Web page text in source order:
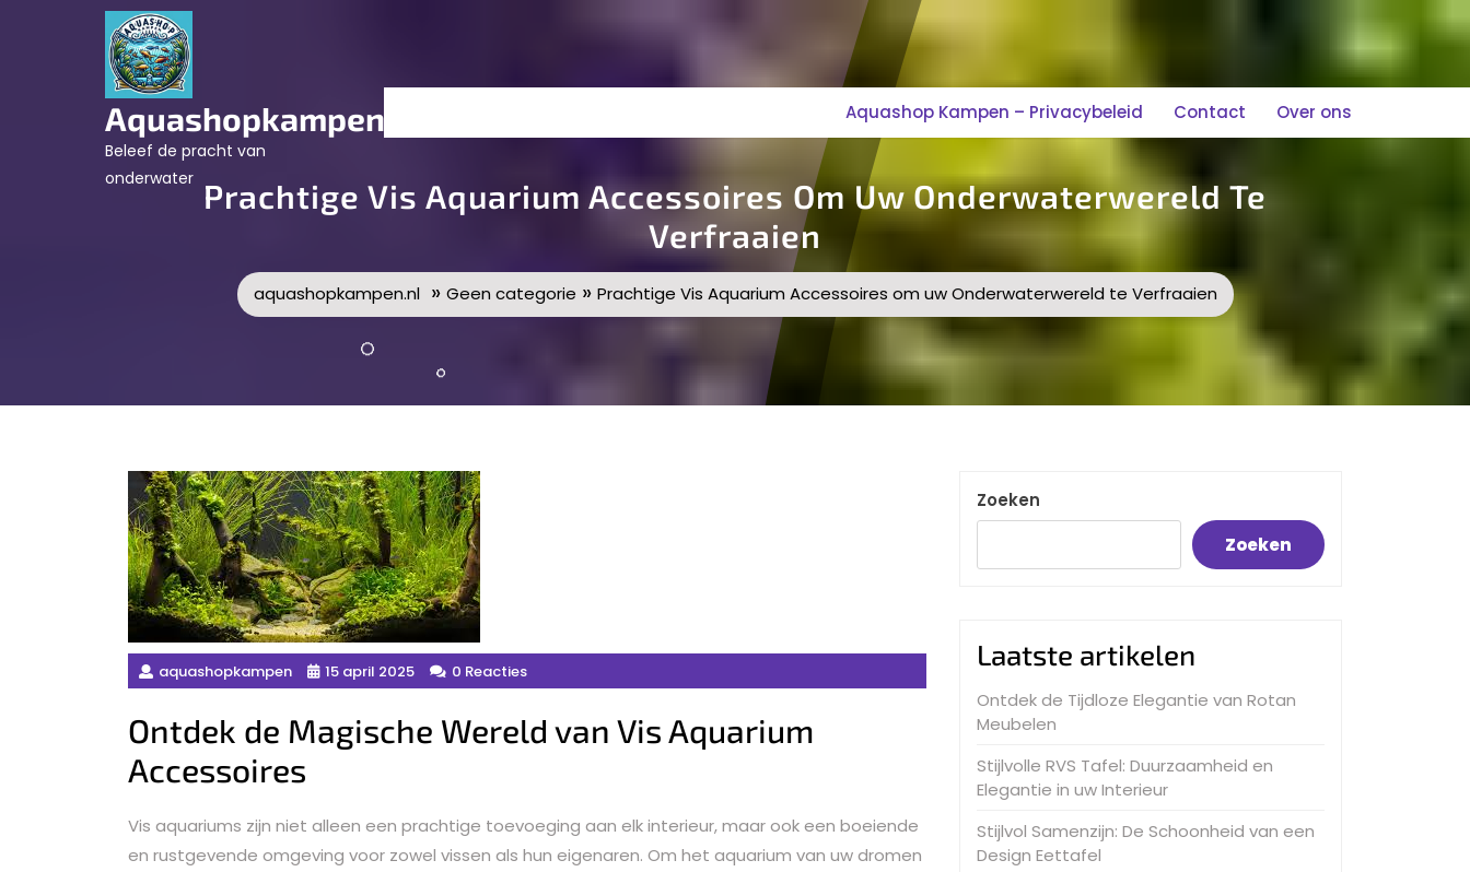
Aquashopkampen.nl
Beleef de pracht van
onderwater
Aquashop Kampen – Privacybeleid Contact Over ons
Prachtige Vis Aquarium Accessoires Om Uw Onderwaterwereld Te
Verfraaien
aquashopkampen.nl» Geen categorie » Prachtige Vis Aquarium Accessoires om uw Onderwaterwereld te Verfraaien
aquashopkampen 15 april 2025 0 Reacties
Ontdek de Magische Wereld van Vis Aquarium
Accessoires
Vis aquariums zijn niet alleen een prachtige toevoeging aan elk interieur, maar ook een boeiende
en rustgevende omgeving voor zowel vissen als hun eigenaren. Om het aquarium van uw dromen
Zoeken
Zoeken
Laatste artikelen
Ontdek de Tijdloze Elegantie van Rotan
Meubelen
Stijlvolle RVS Tafel: Duurzaamheid en
Elegantie in uw Interieur
Stijlvol Samenzijn: De Schoonheid van een
Design Eettafel